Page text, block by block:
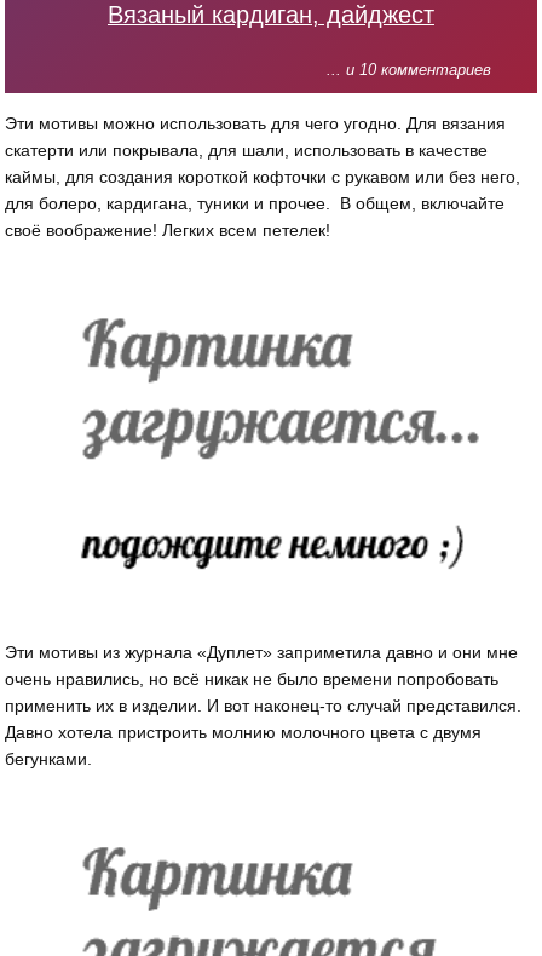
Вязаный кардиган, дайджест
... и 10 комментариев
Эти мотивы можно использовать для чего угодно. Для вязания
скатерти или покрывала, для шали, использовать в качестве
каймы, для создания короткой кофточки с рукавом или без него,
для болеро, кардигана, туники и прочее. В общем, включайте
своё воображение! Легких всем петелек!
Эти мотивы из журнала «Дуплет» заприметила давно и они мне
очень нравились, но всё никак не было времени попробовать
применить их в изделии. И вот наконец-то случай представился.
Давно хотела пристроить молнию молочного цвета с двумя
бегунками.